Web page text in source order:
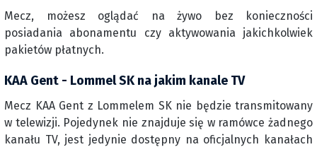
Mecz, możesz oglądać na żywo bez konieczności
posiadania abonamentu czy aktywowania jakichkolwiek
pakietów płatnych.
KAA Gent - Lommel SK na jakim kanale TV
Mecz KAA Gent z Lommelem SK nie będzie transmitowany
w telewizji. Pojedynek nie znajduje się w ramówce żadnego
kanału TV, jest jedynie dostępny na oficjalnych kanałach